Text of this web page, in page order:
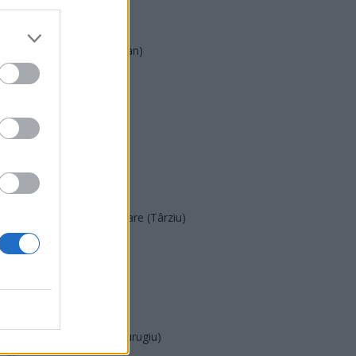
Forța Dreptei (L. Orban)
PNȚMM
SENS
POT (Gavrilă)
PACE (Peia)
Acțiunea Conservatoare (Târziu)
PDF (Lazarus)
PNȚCD (Pavelescu)
Partidul Patrioților (Surugiu)